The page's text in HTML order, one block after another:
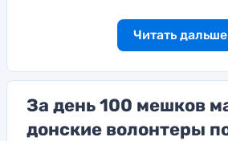
Читать дальше
За день 100 мешков
донские волонтеры